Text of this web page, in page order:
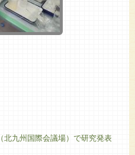
（北九州国際会議場）で研究発表